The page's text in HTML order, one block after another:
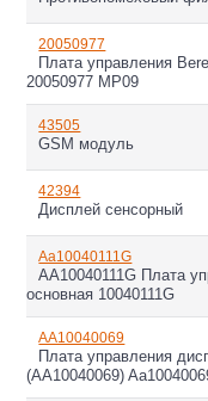
20050977
Плата управления
20050977 MP09
43505
GSM модуль
42394
Дисплей сенсорный
Aa10040111G
AA10040111G Плата
основная 10040111G
АА10040069
Плата управления
(АА10040069)